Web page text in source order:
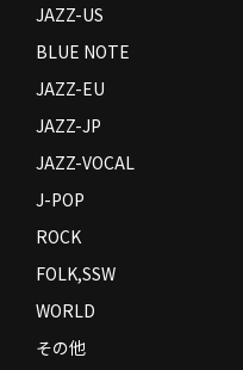
JAZZ-US
BLUE NOTE
JAZZ-EU
JAZZ-JP
JAZZ-VOCAL
J-POP
ROCK
FOLK,SSW
WORLD
その他